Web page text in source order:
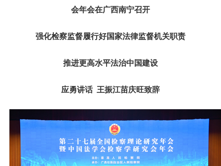
会年会在广西南宁召开
强化检察监督履行好国家法律监督机关职责
推进更高水平法治中国建设
应勇讲话 王振江苗庆旺致辞